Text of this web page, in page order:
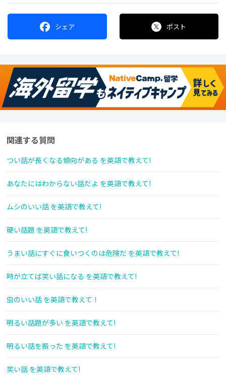
シェア ポスト
関連する質問
つい話が長くなる傾向がある を英語で教えて!
あなたにはわからない話だよ を英語で教えて!
ムシのいい話 を英語で教えて!
硬い話題 を英語で教えて!
うまい話にすぐに食いつくのは危険だ を英語で教えて!
時が立てば笑い話になる を英語で教えて!
虫のいい話 を英語で教えて！
明るい話題が多い を英語で教えて!
明るい話を振った を英語で教えて!
笑い話 を英語で教えて!